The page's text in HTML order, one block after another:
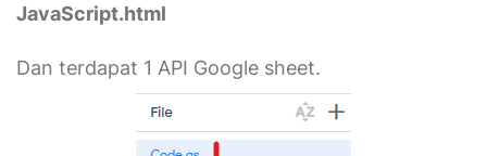
JavaScript.html
Dan terdapat 1 API Google sheet.